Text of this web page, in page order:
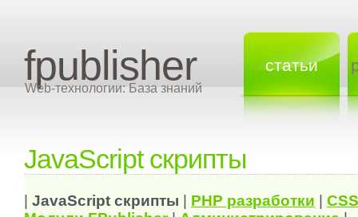
fpublisher
Web-технологии: База знаний
статьи
JavaScript скрипты
JavaScript скрипты PHP разработки